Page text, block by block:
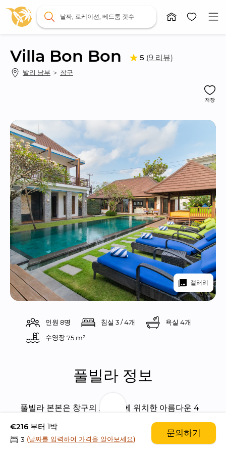
날짜, 로케이션, 베드룸 갯수
Villa Bon Bon 5 (9 리뷰)
발리 남부 ＞ 창구
저장
갤러리
인원 8명 침실 3 / 4개
욕실 4개
수영장 75 m²
풀빌라 정보
풀빌라 본본은 창구의 브라와에 위치한 아름다운 4
창구의 브라와 해변이 100미터 거리에 위치하고 있
€216 부터 1박
3 (날짜를 입력하여 가격을 알아보세요)
문의하기